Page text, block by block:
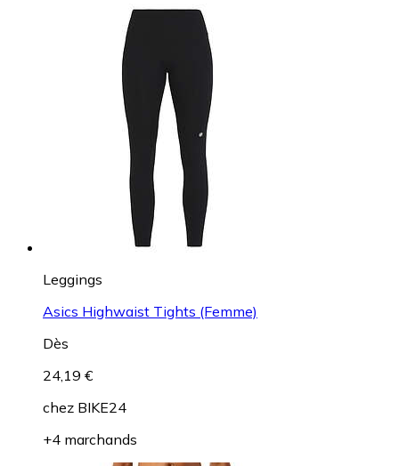
Leggings
Asics Highwaist Tights (Femme)
Dès
24,19 €
chez BIKE24
+4 marchands